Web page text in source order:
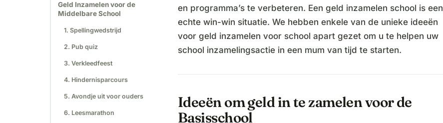
Geld Inzamelen voor de
Middelbare School
1. Spellingwedstrijd
2. Pub quiz
3. Verkleedfeest
4. Hindernisparcours
5. Avondje uit voor ouders
6. Leesmarathon
en programma’s te verbeteren. Een geld inzamelen school is een
echte win-win situatie. We hebben enkele van de unieke ideeën
voor geld inzamelen voor school apart gezet om u te helpen uw
school inzamelingsactie in een mum van tijd te starten.
Ideeën om geld in te zamelen voor de
Basisschool